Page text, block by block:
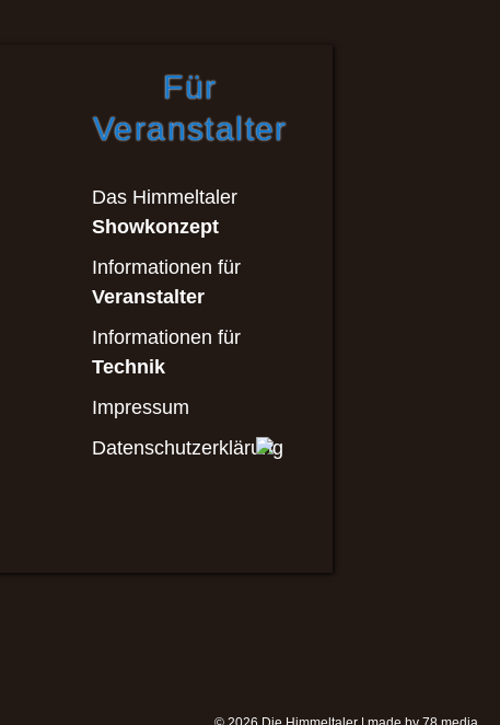
Für
Veranstalter
Das Himmeltaler
Showkonzept
Informationen für
Veranstalter
Informationen für
Technik
Impressum
Datenschutzerklärung